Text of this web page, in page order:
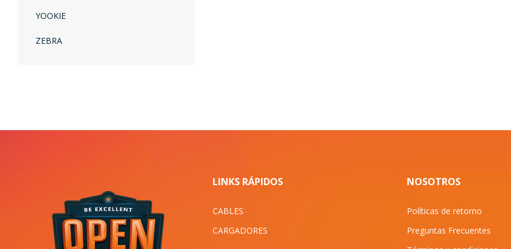
YOOKIE
ZEBRA
LINKS RÁPIDOS
CABLES
CARGADORES
NOSOTROS
Políticas de retorno
Preguntas Frecuentes